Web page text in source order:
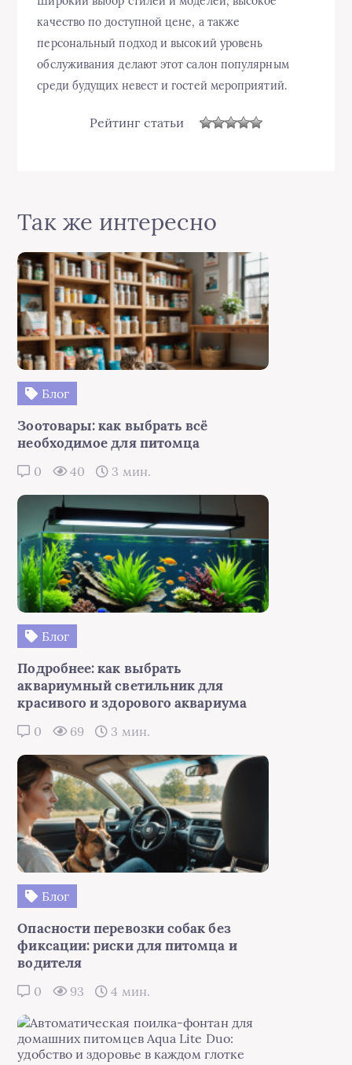
качество по доступной цене, а также
персональный подход и высокий уровень
обслуживания делают этот салон популярным
среди будущих невест и гостей мероприятий.
Рейтинг статьи
Так же интересно
Блог
Зоотовары: как выбрать всё
необходимое для питомца
0 40 3 мин.
Блог
Подробнее: как выбрать
аквариумный светильник для
красивого и здорового аквариума
0 69 3 мин.
Блог
Опасности перевозки собак без
фиксации: риски для питомца и
водителя
0 93 4 мин.